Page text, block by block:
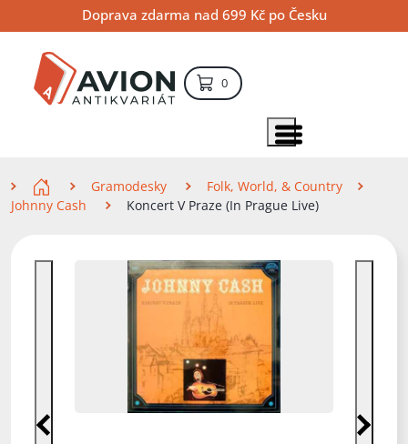
na
obsah
na
navigaci
na
vyhledávání
Doprava zdarma nad 699 Kč po Česku
0položek – košík
Zobrazit položky menu
Gramodesky
Folk, World, & Country
Johnny Cash
Koncert V Praze (In Prague Live)
Předchozí Další